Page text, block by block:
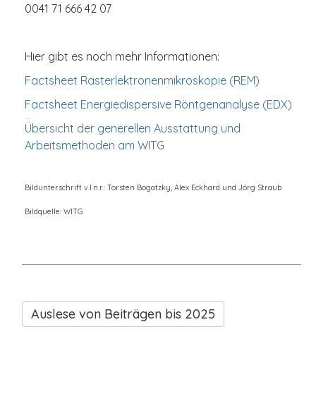
0041 71 666 42 07
Hier gibt es noch mehr Informationen:
Factsheet Rasterlektronenmikroskopie (REM)
Factsheet Energiedispersive Röntgenanalyse (EDX)
Übersicht der generellen Ausstattung und
Arbeitsmethoden am WITG
Bildunterschrift v.l.n.r.: Torsten Bogatzky, Alex Eckhard und Jörg Straub
Bildquelle: WITG
Auslese von Beiträgen bis 2025